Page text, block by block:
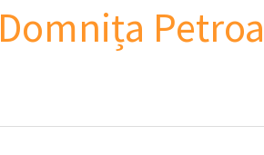
Domnița